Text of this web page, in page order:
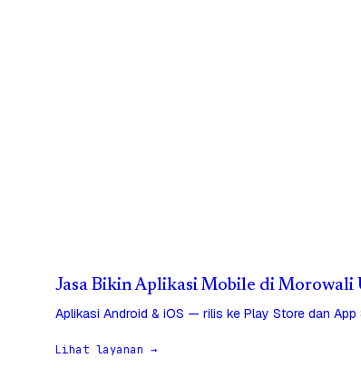
Jasa Bikin Aplikasi Mobile di Morowali
Aplikasi Android & iOS — rilis ke Play Store dan
Lihat layanan →